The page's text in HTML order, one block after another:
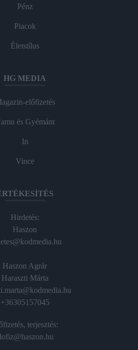
Pénz
Piacok
Életstílus
HG MEDIA
előfizetés
és Gyémánt
In
Vince
Hirdetés:
Haszon
Haszon Agrár
Haraszti Márta
+36305157045
terjesztés: